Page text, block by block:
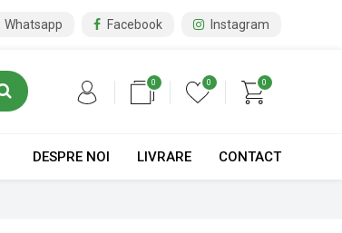
Whatsapp Facebook Instagram
0
0
0
CONTACT
LIVRARE
DESPRE NOI